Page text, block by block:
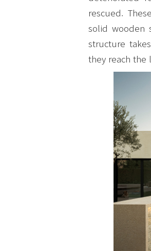
rescued.
solid wooden
structure
they reach the